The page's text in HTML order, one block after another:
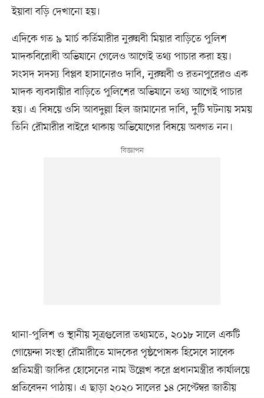
ইয়াবা বড়ি দেখানো হয়।
এদিকে গত ৯ মার্চ কর্তিমারীর নুরুন্নবী মিয়ার বাড়িতে পুলিশ
মাদকবিরোধী অভিযানে গেলেও আগেই তথ্য পাচার করা হয়।
সংসদ সদস্য বিপ্লব হাসানেরও দাবি, নুরুন্নবী ও রতনপুরেরও এক
মাদক ব্যবসায়ীর বাড়িতে পুলিশের অভিযানে তথ্য আগেই পাচার
হয়। এ বিষয়ে ওসি আবদুল্লা হিল জামানের দাবি, দুটি ঘটনায় সময়
তিনি রৌমারীর বাইরে থাকায় অভিযোগের বিষয়ে অবগত নন।
থানা-পুলিশ ও স্থানীয় সূত্রগুলোর তথ্যমতে, ২০১৮ সালে একটি
গোয়েন্দা সংস্থা রৌমারীতে মাদকের পৃষ্ঠপোষক হিসেবে সাবেক
প্রতিমন্ত্রী জাকির হোসেনের নাম উল্লেখ করে প্রধানমন্ত্রীর কার্যালয়ে
প্রতিবেদন পাঠায়। এ ছাড়া ২০২০ সালের ১৪ সেপ্টেম্বর জাতীয়